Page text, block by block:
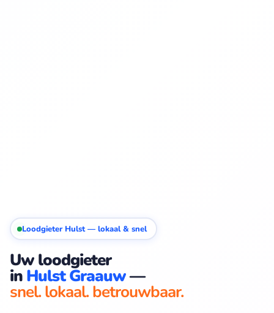
Loodgieter Hulst — lokaal & snel
Uw loodgieter
in Hulst Graauw—
snel. lokaal. betrouwbaar.